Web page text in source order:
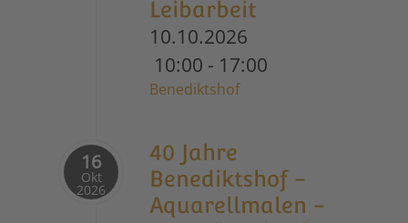
Leibarbeit
10.10.2026
10:00 - 17:00
Benediktshof
16
Okt
2026
40 Jahre
Benediktshof -
Aquarellmalen -